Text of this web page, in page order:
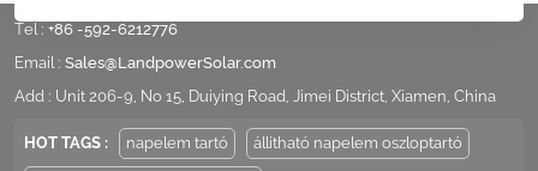
Tel : +86 -592-6212776
Email : Sales@LandpowerSolar.com
Add : Unit 206-9, No 15, Duiying Road, Jimei District, Xiamen, China
HOT TAGS : napelem tartó állítható napelem oszloptartó